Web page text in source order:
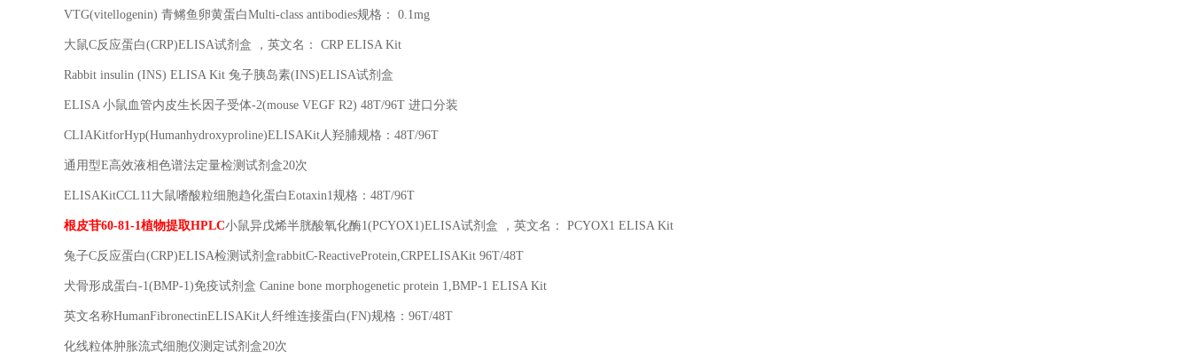
VTG(vitellogenin) 青鳉鱼卵黄蛋白Multi-class antibodies规格： 0.1mg
大鼠C反应蛋白(CRP)ELISA试剂盒 ，英文名： CRP ELISA Kit
Rabbit insulin (INS) ELISA Kit 兔子胰岛素(INS)ELISA试剂盒
ELISA 小鼠血管内皮生长因子受体-2(mouse VEGF R2) 48T/96T 进口分装
CLIAKitforHyp(Humanhydroxyproline)ELISAKit人羟脯规格： 48T/96T
通用型E高效液相色谱法定量检测试剂盒20次
ELISAKitCCL11大鼠嗜酸粒细胞趋化蛋白Eotaxin1规格： 48T/96T
根皮苷60-81-1植物提取HPLC小鼠异戊烯半胱酸氧化酶1(PCYOX1)ELISA试剂盒 ，英文名： PCYOX1 ELISA Kit
兔子C反应蛋白(CRP)ELISA检测试剂盒rabbitC-ReactiveProtein,CRPELISAKit 96T/48T
犬骨形成蛋白-1(BMP-1)免疫试剂盒 Canine bone morphogenetic protein 1,BMP-1 ELISA Kit
英文名称HumanFibronectinELISAKit人纤维连接蛋白(FN)规格： 96T/48T
化线粒体肿胀流式细胞仪测定试剂盒20次